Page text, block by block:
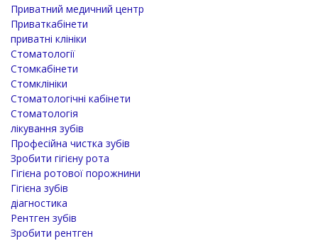
Приватний медичний центр
Приваткабінети
приватні клініки
Стоматології
Стомкабінети
Стомклініки
Стоматологічні кабінети
Стоматологія
лікування зубів
Професійна чистка зубів
Зробити гігієну рота
Гігієна ротової порожнини
Гігієна зубів
діагностика
Рентген зубів
Зробити рентген